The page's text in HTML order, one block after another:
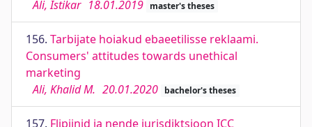
Ali, Istikar 18.01.2019 master's theses
156. Tarbijate hoiakud ebaeetilisse reklaami.
Consumers' attitudes towards unethical
marketing
Ali, Khalid M. 20.01.2020 bachelor's theses
157. Flipiinid ja nende jurisdiktsioon ICC